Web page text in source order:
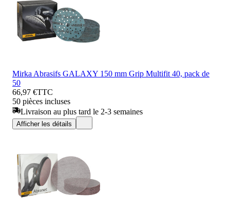
Mirka Abrasifs GALAXY 150 mm Grip Multifit 40, pack de
50
66,97 €TTC
50 pièces incluses
Livraison au plus tard le 2-3 semaines
Afficher les détails